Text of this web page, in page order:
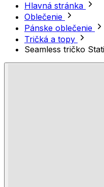
Hlavná stránka
Oblečenie
Pánske oblečenie
Tričká a topy
Seamless tričko